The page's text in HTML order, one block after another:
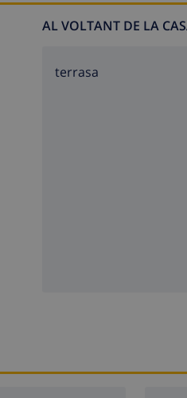
AL VOLTANT DE LA
terrasa